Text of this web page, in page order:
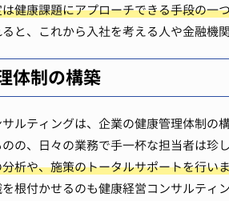
健康課題にアプローチできる手段の一
と、これから入社を考える人や金融機
体制の構築
ルティングは、企業の健康管理体制の
の、日々の業務で手一杯な担当者は珍
析や、施策のトータルサポートを行い
根付かせるのも健康経営コンサルティ